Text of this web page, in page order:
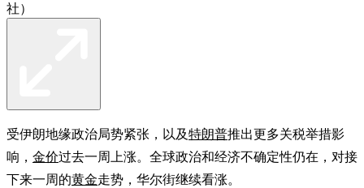
社）
受伊朗地缘政治局势紧张，以及特朗普推出更多关税举措影
响， 金价过去一周上涨。全球政治和经济不确定性仍在，对接
下来一周的黄金走势，华尔街继续看涨。